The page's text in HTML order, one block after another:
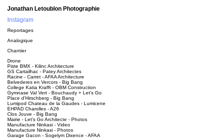
Jonathan Letoublon Photographie
Instagram
Reportages
Analogique
Chantier
Drone
Piste BMX - Kilinc Architecture
GS Cartailhac - Patey Architectes
Racine - Carret - AFAA Architecture
Belvederes en Vercors - Big Bang
College Katia Krafft - OBM Construction
Gymnase Val Vert - Bouchaudy + Let's Go
Place d'Hirschberg - Big Bang
Lumipod Chateau de la Gaudes - Lumicene
EHPAD Charolles - A26
Clos Jouve - Big Bang
Mairie - Let's Go Architecte - Photos
Manufacture Ninkasi - Video
Manufacture Ninkasi - Photos
Garage Gacon - Sogelym Dixence - AFAA